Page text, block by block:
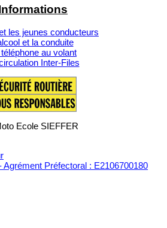
les jeunes conducteurs
et la conduite
téléphone au volant
Inter-Files
Ecole SIEFFER
Agrément Préfectoral : E2106700180